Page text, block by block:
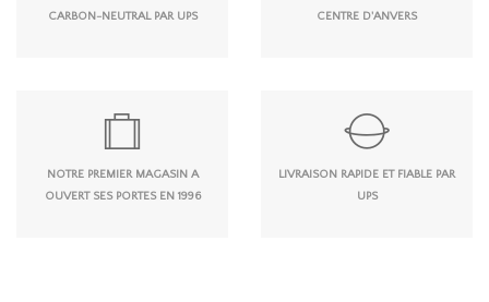
CARBON-NEUTRAL PAR UPS
CENTRE D'ANVERS
NOTRE PREMIER MAGASIN A
OUVERT SES PORTES EN 1996
LIVRAISON RAPIDE ET FIABLE PAR
UPS